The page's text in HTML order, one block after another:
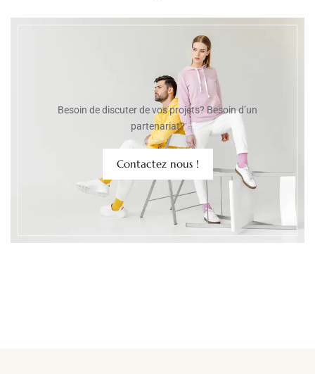
Besoin de discuter de vos projets? Besoin d’un
partenariat?
Contactez nous !